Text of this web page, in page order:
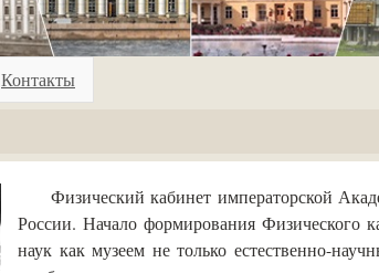
Контакты
Физический кабинет императорской
России. Начало формирования Физического
наук как музеем не только естественно-